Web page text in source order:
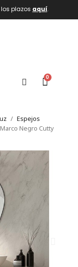
plazos aquí.
Espejos
Negro Cutty